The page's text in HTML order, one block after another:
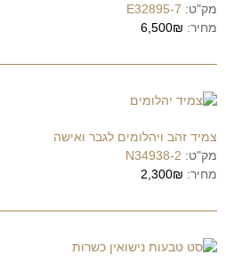
מק"ט: E32895-7
מחיר: 6,500₪
צמיד זהב ויהלומים לגבר ואישה
מק"ט: N34938-2
מחיר: 2,300₪